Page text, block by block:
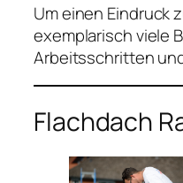
Um einen Eindruck
exemplarisch viele
Arbeitsschritten
Flachdach